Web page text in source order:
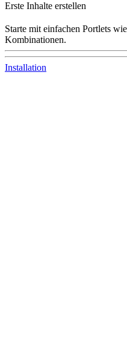
Erste Inhalte erstellen
Starte mit einfachen Portlets
Kombinationen.
Installation